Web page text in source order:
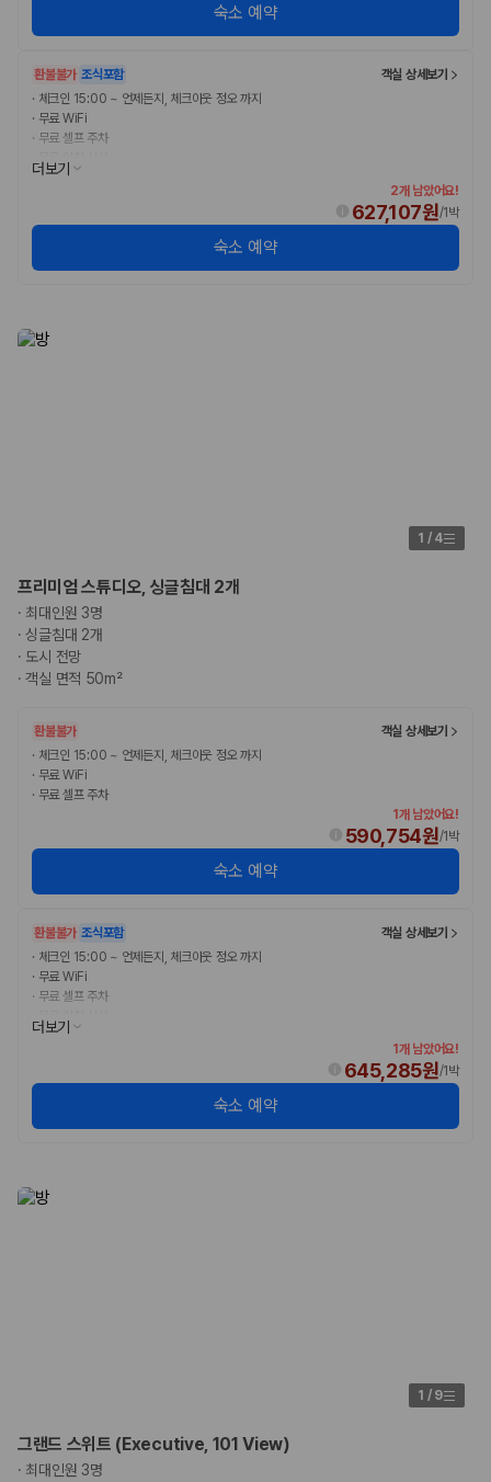
제주도 렌트카 차종별 가격비교
경차·소형차
혼자 또는 2인 여행에 적합하며 제주 렌트카 최저가를 찾는 사용자
가 가장 먼저 비교하는 차종입니다.
준중형·중형차
종입니다.
가족 여행, 짐이 많은 여행, 장거리 이동에 적합하며 보험 조건과 차
량 연식을 함께 비교하는 것이 좋습니다.
제주렌트카 보험까지 비교해야 진짜 가격비교입
보상 한도 내에서 면책금 부담이 줄어드는 보험 조건입니
2000만 고객이 선택한 렌트카 가격비교 플랫폼
카모아는 제주렌트카부터 국내·해외 렌트카까지 비교할 수 있는 렌트카 가
격비교 플랫폼입니다.
누적 이용 고객수
20,871,562명
사용자 리뷰
175,206
전국 렌트카 지점
제주렌트카 가격비교 자주 묻는 질문
Q. 제주렌트카 가격비교는 카모아에서 어떻게 하나요?
A. 대여일, 반납일, 인수 지역을 선택하면 제주도 렌트카 업체별 가격, 차종,
Q. 제주 렌트카 최저가는 무엇을 기준으로 비교해야 하나요?
Q. 제주 렌트카 가격비교 시 보험도 함께 비교할 수 있나요?
Q. 가족 여행에는 어떤 제주 렌트카를 비교해야 하나요?
제주도 렌트카 실시간 최저가 가격비교
제주 렌트카 예약
숙소 예약
환불불가 조식포함
객실 상세보기
· 체크인 15:00 ~ 언제든지, 체크아웃 정오 까지
· 무료 WiFi
· 무료 셀프 주차
무료 아침 식사
더보기
2개 남았어요!
627,107원/1박
숙소 예약
1 / 4
프리미엄 스튜디오, 싱글침대 2개
· 최대인원 3명
·싱글침대 2개
· 도시 전망
·객실 면적 50m²
환불불가
객실 상세보기
· 체크인 15:00 ~ 언제든지, 체크아웃 정오 까지
· 무료 WiFi
· 무료 셀프 주차
1개 남았어요!
590,754원/1박
숙소 예약
환불불가 조식포함
객실 상세보기
· 체크인 15:00 ~ 언제든지, 체크아웃 정오 까지
· 무료 WiFi
· 무료 셀프 주차
더보기
1개 남았어요!
645,285원/1박
숙소 예약
1 / 9
그랜드 스위트 (Executive, 101 View)
· 최대인원 3명